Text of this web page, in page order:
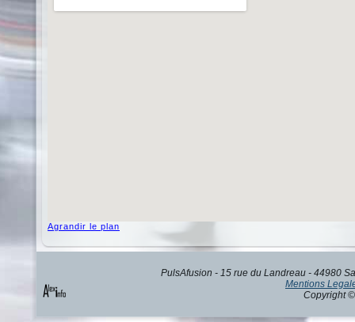
Agrandir le plan
PulsAfusion - 15 rue du Landreau - 44980
Mentions
Copyright